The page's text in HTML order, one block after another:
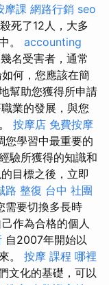
摩課 網路行銷 seo
死了12人，大多
。 accounting
名受害者，通常
何，您應該在簡
幫助您獲得所申請
業的發展，與您
按摩店 免費按摩
您學習中最重要的
驗所獲得的知識和
目標之後，立即
路 整復 台中 社團
需要切換多長時
作為合格的個人
自2007年開始以
。 按摩 課程 哪裡
文化的基礎，可以